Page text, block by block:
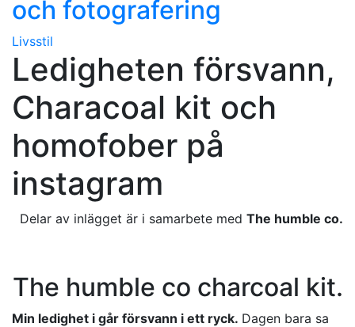
Livsstil
Ledigheten försvann,
Characoal kit och
homofober på
instagram
Delar av inlägget är i samarbete med The humble co.
The humble co charcoal kit.
Min ledighet i går försvann i ett ryck. Dagen bara sa